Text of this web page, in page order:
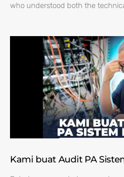
who understood both the
Kami buat Audit PA